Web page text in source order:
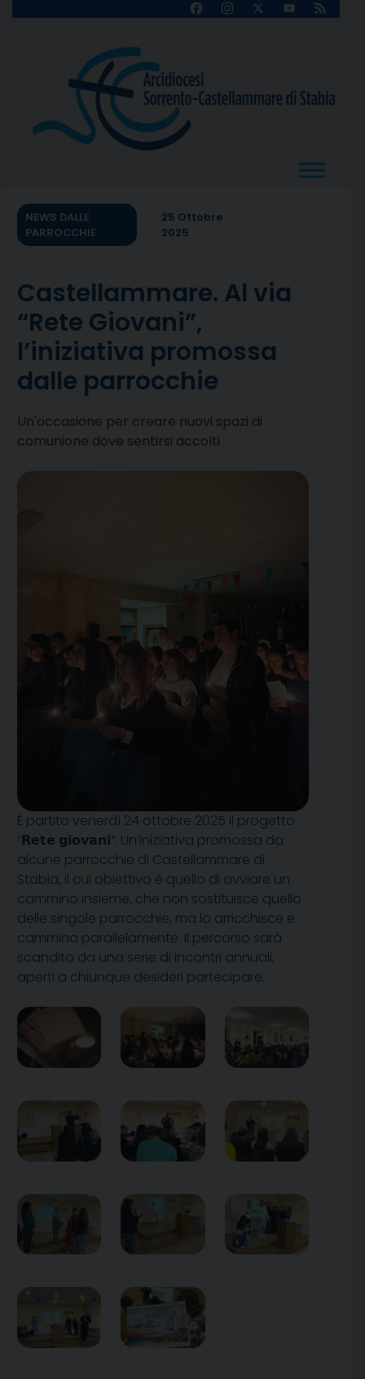
FacebookInstagram
X
YouTube
Feed
NEWS DALLE
PARROCCHIE
25 Ottobre
2025
Castellammare. Al via
“Rete Giovani”,
l’iniziativa promossa
dalle parrocchie
Un'occasione per creare nuovi spazi di
comunione dove sentirsi accolti
È partito venerdì 24 ottobre 2025 il progetto
“𝗥𝗲𝘁𝗲 𝗴𝗶𝗼𝘃𝗮𝗻𝗶”. Un’iniziativa promossa da
alcune parrocchie di Castellammare di
Stabia, il cui obiettivo è quello di avviare un
cammino insieme, che non sostituisce quello
delle singole parrocchie, ma lo arricchisce e
cammina parallelamente. Il percorso sarà
scandito da una serie di incontri annuali,
aperti a chiunque desideri partecipare.